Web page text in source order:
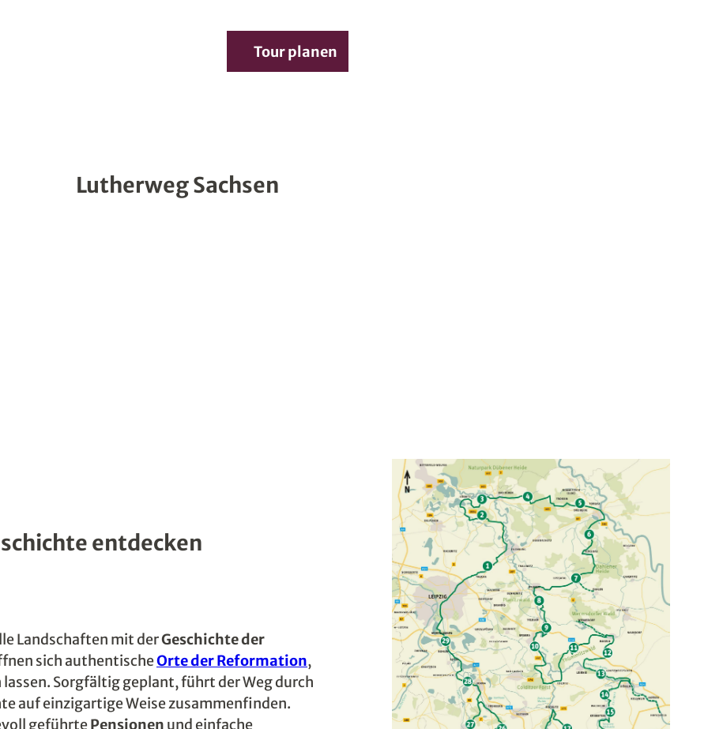
Tour planen
Lutherweg ­Sachsen
entdecken
Landschaften mit derGeschichte der
sich authentischeOrte der Reformation,
Sorgfältig geplant, führt der Weg durch
auf einzigartige Weise zusammenfinden.
geführtePensionen und einfache